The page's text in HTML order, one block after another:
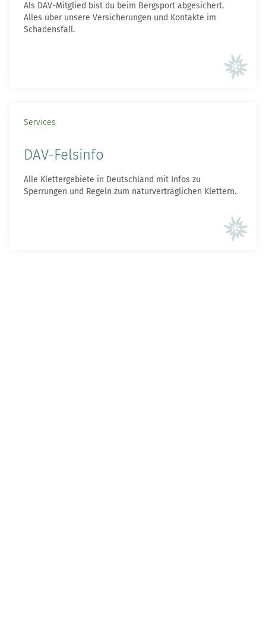
Als DAV-Mitglied bist du beim Bergsport abgesichert.
Alles über unsere Versicherungen und Kontakte im
Schadensfall.
Services
DAV-Felsinfo
Alle Klettergebiete in Deutschland mit Infos zu
Sperrungen und Regeln zum naturverträglichen Klettern.